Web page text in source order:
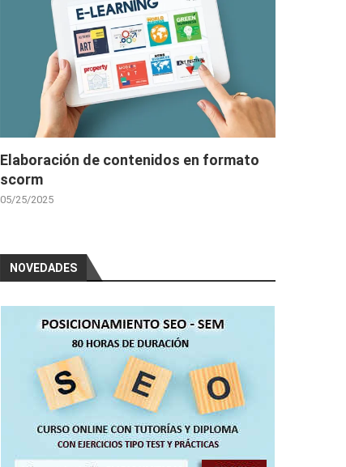
Elaboración de contenidos en formato
scorm
05/25/2025
NOVEDADES